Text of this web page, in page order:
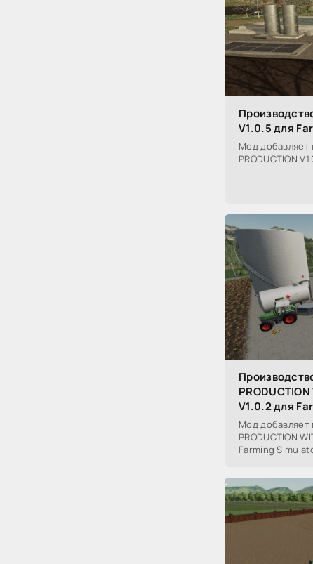
V1.0.5 для
Мод добавляет
PRODUCTION
V1.0.2 для
Мод добавляет
PRODUCTION
Farming